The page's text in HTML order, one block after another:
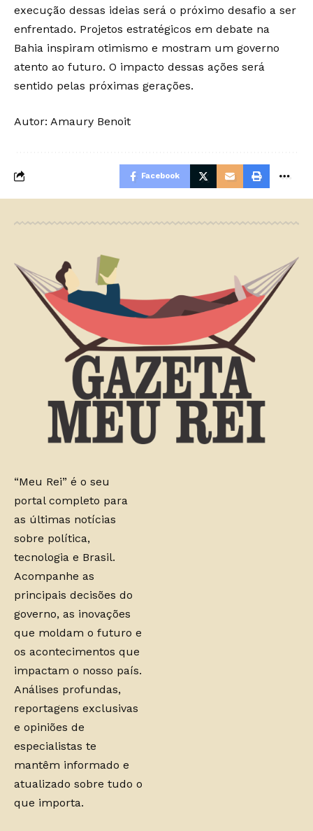
execução dessas ideias será o próximo desafio a ser
enfrentado. Projetos estratégicos em debate na
Bahia inspiram otimismo e mostram um governo
atento ao futuro. O impacto dessas ações será
sentido pelas próximas gerações.
Autor: Amaury Benoit
Facebook
“Meu Rei” é o seu
portal completo para
as últimas notícias
sobre política,
tecnologia e Brasil.
Acompanhe as
principais decisões do
governo, as inovações
que moldam o futuro e
os acontecimentos que
impactam o nosso país.
Análises profundas,
reportagens exclusivas
e opiniões de
especialistas te
mantêm informado e
atualizado sobre tudo o
que importa.